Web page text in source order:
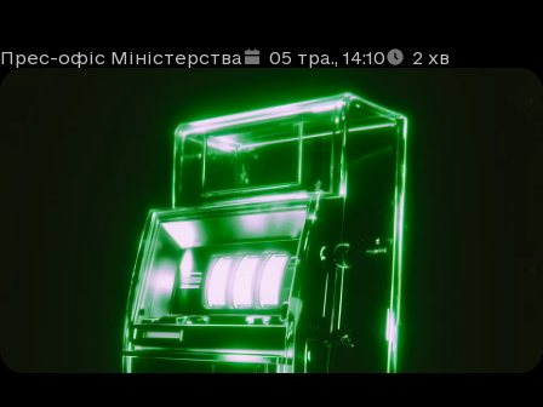
Автори
Прес-офіс Міністерства
Дата та час публікації: 05 тра., 14:10
Час читання: 2 хв